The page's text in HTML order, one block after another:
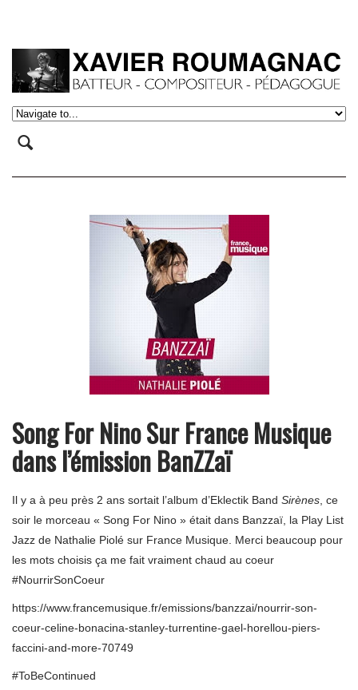
Song For Nino Sur France Musique
dans l’émission BanZZaï
Il y a à peu près 2 ans sortait l’album d’Eklectik Band Sirènes , ce
soir le morceau « Song For Nino » était dans Banzzaï, la Play List
Jazz de Nathalie Piolé sur France Musique. Merci beaucoup pour
les mots choisis ça me fait vraiment chaud au coeur
#NourrirSonCoeur
https://www.francemusique.fr/emissions/banzzai/nourrir-son-
coeur-celine-bonacina-stanley-turrentine-gael-horellou-piers-
faccini-and-more-70749
#ToBeContinued